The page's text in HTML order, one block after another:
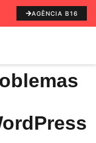
AGÊNCIA B16